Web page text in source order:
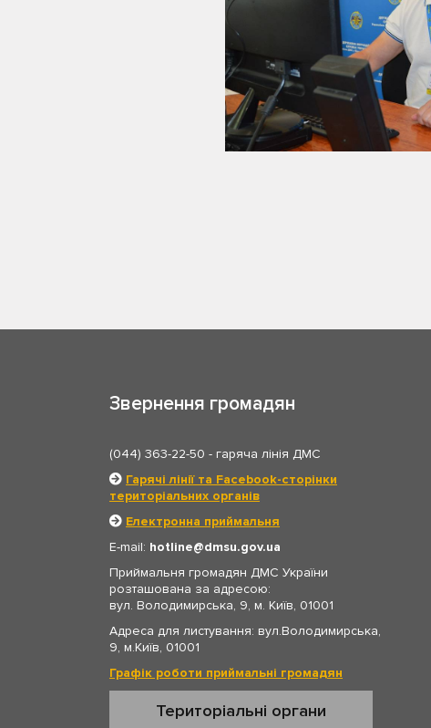
Звернення громадян
(044) 363-22-50 - гаряча лінія ДМС
Гарячі лінії та Facebook-сторінки
територіальних органів
Електронна приймальня
E-mail: hotline
dmsu.gov.ua
Приймальня громадян ДМС України
розташована за адресою:
вул. Володимирська, 9, м. Київ, 01001
Адреса для листування: вул.Володимирська,
9, м.Київ, 01001
Графік роботи приймальні громадян
Територіальні органи